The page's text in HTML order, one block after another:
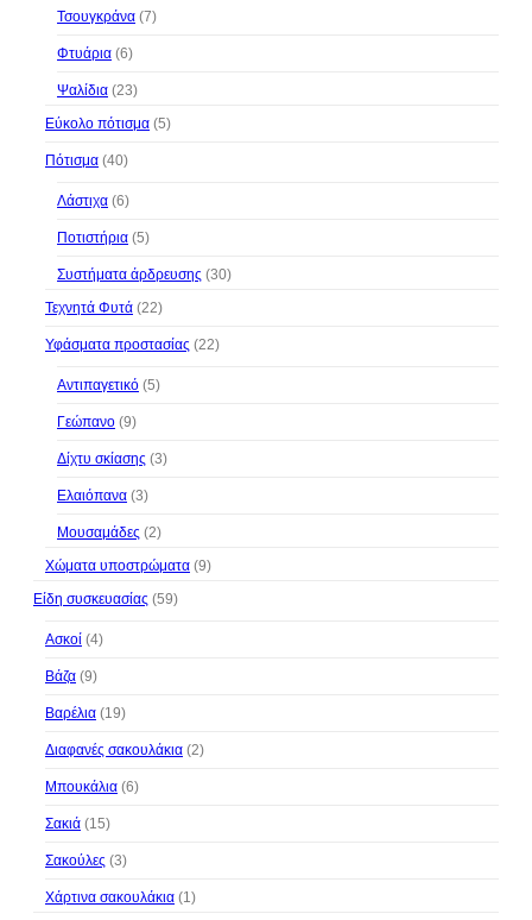
Τσουγκράνα (7)
Φτυάρια (6)
Ψαλίδια (23)
Εύκολο πότισμα (5)
Πότισμα (40)
Λάστιχα (6)
Ποτιστήρια (5)
Συστήματα άρδρευσης (30)
Τεχνητά Φυτά (22)
Υφάσματα προστασίας (22)
Αντιπαγετικό (5)
Γεώπανο (9)
Δίχτυ σκίασης (3)
Ελαιόπανα (3)
Μουσαμάδες (2)
Χώματα υποστρώματα (9)
Είδη συσκευασίας (59)
Ασκοί (4)
Βάζα (9)
Βαρέλια (19)
Διαφανές σακουλάκια (2)
Μπουκάλια (6)
Σακιά (15)
Σακούλες (3)
Χάρτινα σακουλάκια (1)